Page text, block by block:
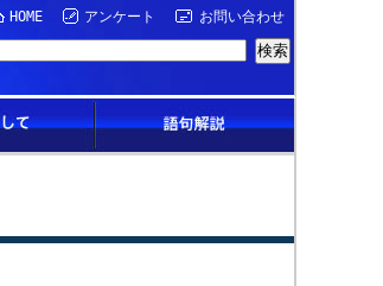
HOME アンケート お問い合わせ